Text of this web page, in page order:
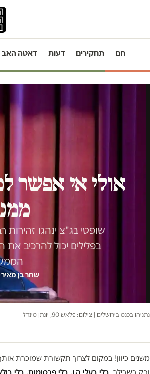
חם תחקירים דעות דאטה האב
אולי אי אפשר
שופטי בג"צ ינהגו
בפלילים יכול להרכיב
שחר בן מאיר·
נתניהו בכנס בירושלים | צילום: פלאש 90, יונתן סינדל
משנים כיוון! במקום לצרוך תקשורת שמוכרת
ורק בשבילך. בלי בעלי הון. בלי פרסומות. בלי